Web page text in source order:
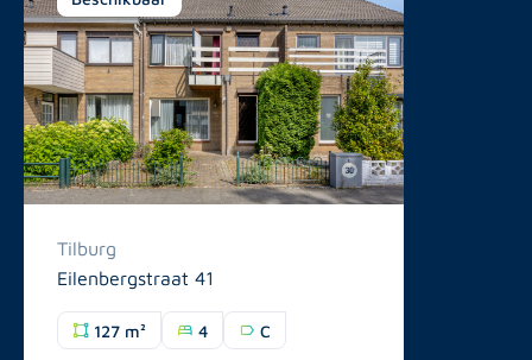
Tilburg
Eilenbergstraat 41
127 m² 4 C